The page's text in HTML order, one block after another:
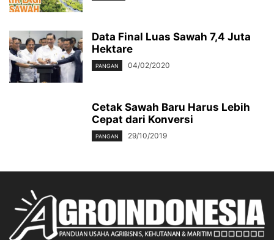
Data Final Luas Sawah 7,4 Juta
Hektare
PANGAN 04/02/2020
Cetak Sawah Baru Harus Lebih
Cepat dari Konversi
PANGAN 29/10/2019